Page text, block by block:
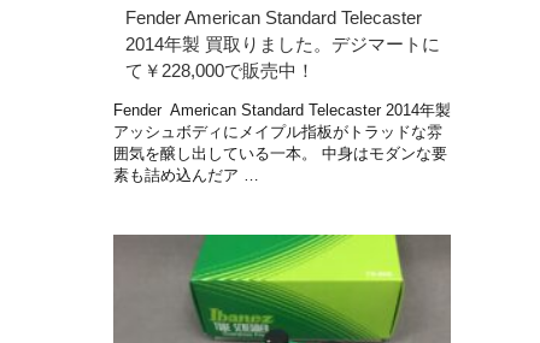
Fender American Standard Telecaster
2014年製 買取りました。デジマートに
て￥228,000で販売中！
Fender American Standard Telecaster 2014年製
アッシュボディにメイプル指板がトラッドな雰
囲気を醸し出している一本。 中身はモダンな要
素も詰め込んだア …